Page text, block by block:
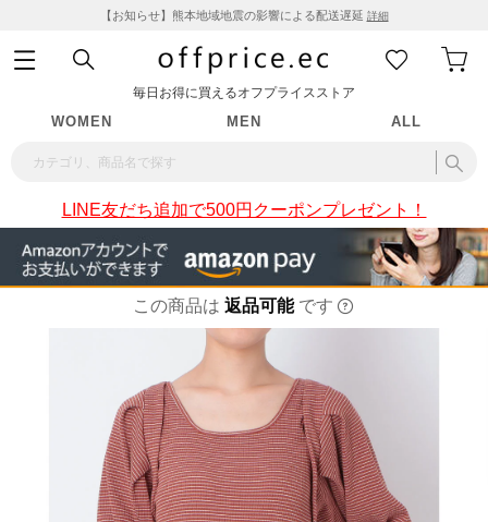
【お知らせ】熊本地域地震の影響による配送遅延 詳細
毎日お得に買えるオフプライスストア
WOMEN MEN ALL
LINE友だち追加で500円クーポンプレゼント！
この商品は 返品可能 です